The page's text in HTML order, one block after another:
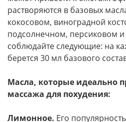
растворяются в базовых
кокосовом, виноградной
подсолнечном, персиковом
соблюдайте следующие: на
берется 30 мл базового
Масла, которые идеально
массажа для похудения:
Лимонное. Его